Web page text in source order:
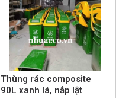
Thùng rác composite
90L xanh lá, nắp lật